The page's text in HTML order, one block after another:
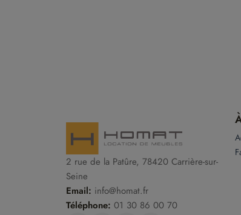
2 rue de la Patûre, 78420 Carrière-sur-
Seine
Email: info@homat.fr
Téléphone: 01 30 86 00 70